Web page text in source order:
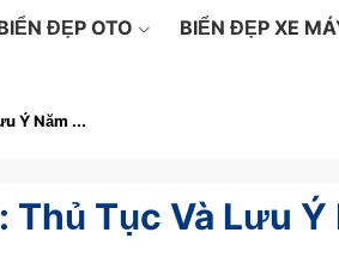
ĐẸP OTO BIỂN ĐẸP XE
Ý Năm ...
Tục Và Lưu Ý